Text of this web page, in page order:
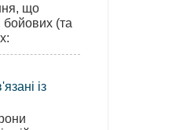
що
бойових (та
із